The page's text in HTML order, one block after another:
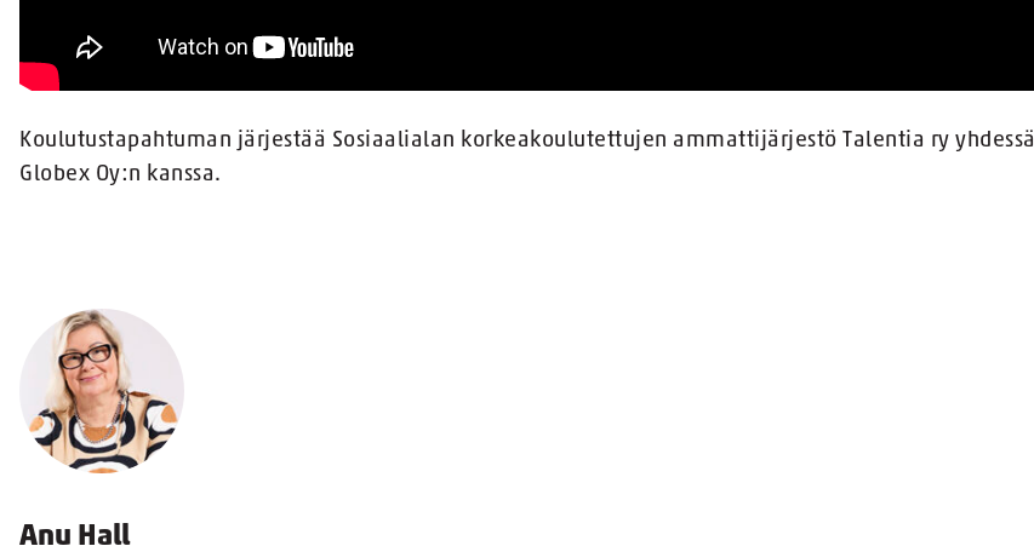
Koulutustapahtuman järjestää Sosiaalialan korkeakoulutettujen ammattijärjestö Talentia ry yhdessä
Globex Oy:n kanssa.
Anu Hall